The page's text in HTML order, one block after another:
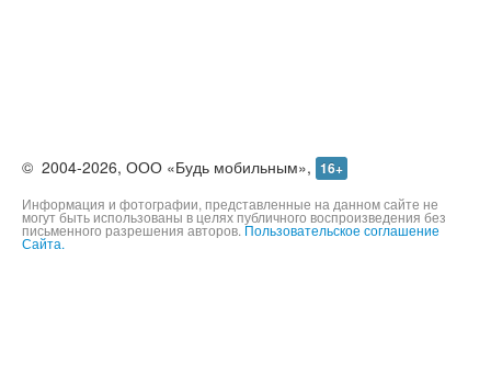
© 2004-2026, ООО «Будь мобильным», 16+
Информация и фотографии, представленные на данном сайте не
могут быть использованы в целях публичного воспроизведения без
письменного разрешения авторов. Пользовательское соглашение
Сайта.